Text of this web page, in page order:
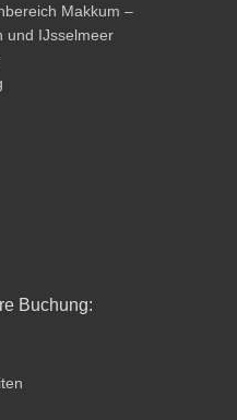
Makkum –
und IJsselmeer
Buchung: